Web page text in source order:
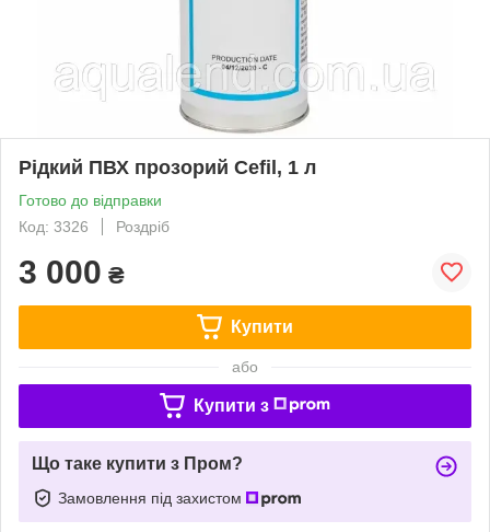
Рідкий ПВХ прозорий Cefil, 1 л
Готово до відправки
Код: 3326
Роздріб
3 000 ₴
Купити
або
Купити з
Що таке купити з Пром?
Замовлення під захистом